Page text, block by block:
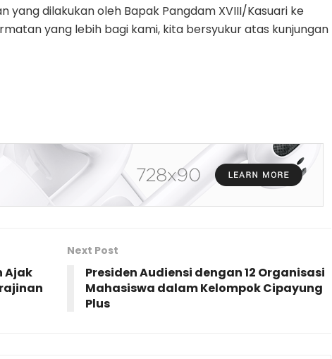
yang dilakukan oleh Bapak Pangdam XVIII/Kasuari ke
yang lebih bagi kami, kita bersyukur atas kunjungan
Ajak
Next Post
Presiden Audiensi dengan 12 Organisasi
Mahasiswa dalam Kelompok Cipayung
Plus